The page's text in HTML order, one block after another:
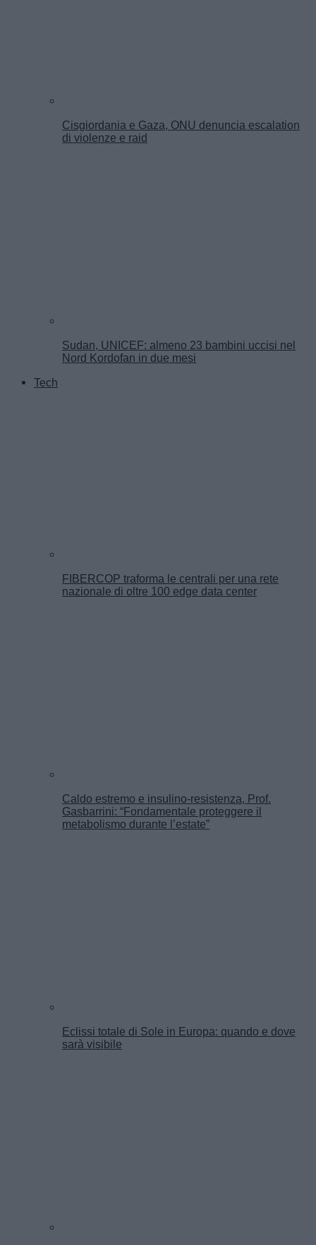
Cisgiordania e Gaza, ONU denuncia escalation
di violenze e raid
Sudan, UNICEF: almeno 23 bambini uccisi nel
Nord Kordofan in due mesi
Tech
FIBERCOP traforma le centrali per una rete
nazionale di oltre 100 edge data center
Caldo estremo e insulino-resistenza, Prof.
Gasbarrini: “Fondamentale proteggere il
metabolismo durante l’estate”
Eclissi totale di Sole in Europa: quando e dove
sarà visibile